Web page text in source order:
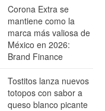
Corona Extra se
mantiene como la
marca más valiosa de
México en 2026:
Brand Finance
Tostitos lanza nuevos
totopos con sabor a
queso blanco picante